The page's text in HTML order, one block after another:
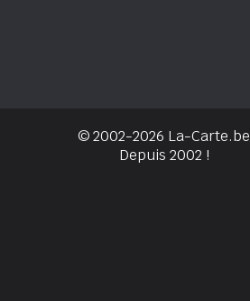
© 2002-2026 La-Carte.be
Depuis 2002 !